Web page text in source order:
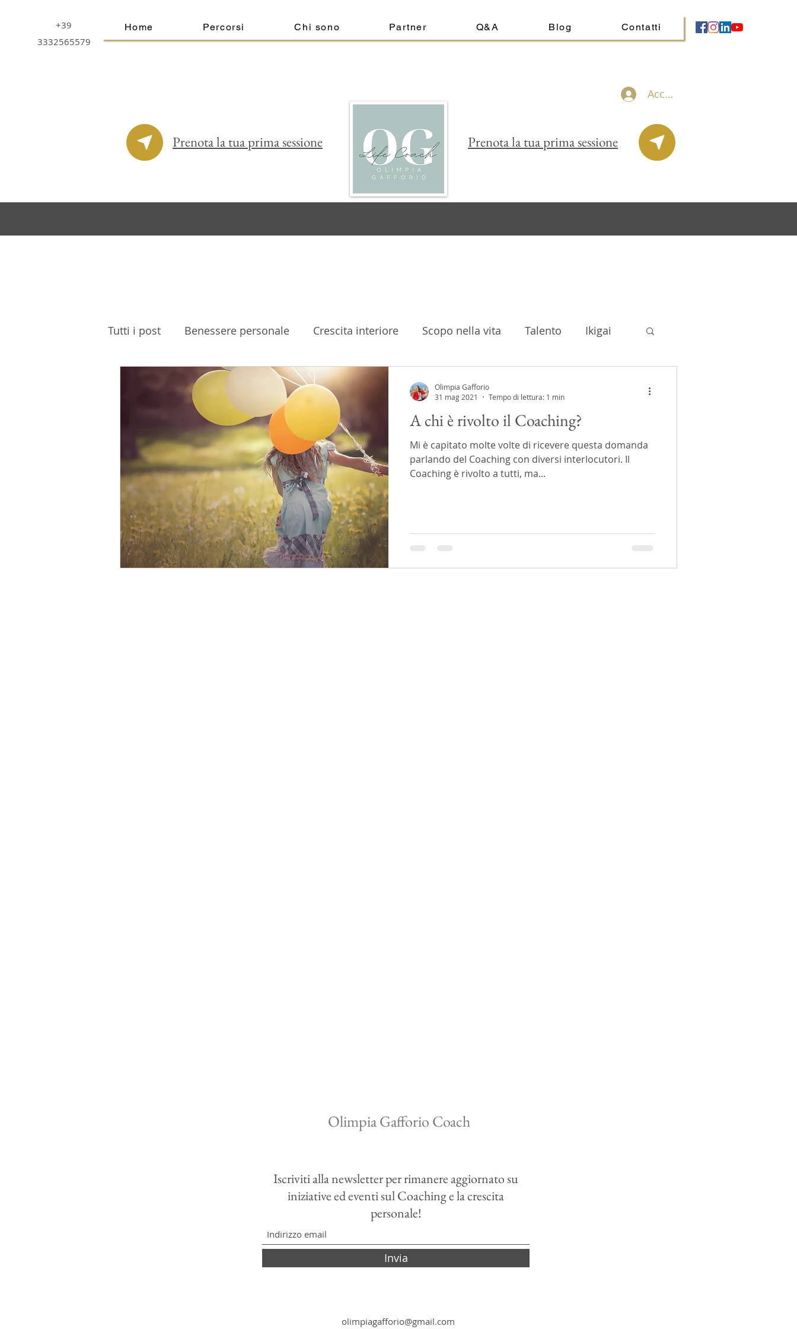
+39
3332565579
Home Percorsi Chi sono Partner Q&A Blog Contatti
Prenota la tua prima sessione
Accedi
Prenota la tua prima sessione
Tutti i post Benessere personale Crescita interiore Scopo nella vita Talento Ikigai
News Pandemia Benessere mentale
Sessioni di Coaching Cura di sé A chi è rivolto il Coaching Percorso di Coaching
Eventi Mental Coach Formazione Rituali Yoga Naturopatia
AICP Crescita personale Business Autostima
Team Coaching Comunicazione efficace Autorealizzazione
A chi è rivolto il Coaching?
Mi è capitato molte volte di ricevere questa domanda
parlando del Coaching con diversi interlocutori. Il
Coaching è rivolto a tutti, ma...
Olimpia Gafforio
31 mag 2021
Tempo di lettura: 1 min
Olimpia Gafforio Coach
Iscriviti alla newsletter per rimanere aggiornato su
iniziative ed eventi sul Coaching e la crescita
personale!
Invia
olimpiagafforio@gmail.com